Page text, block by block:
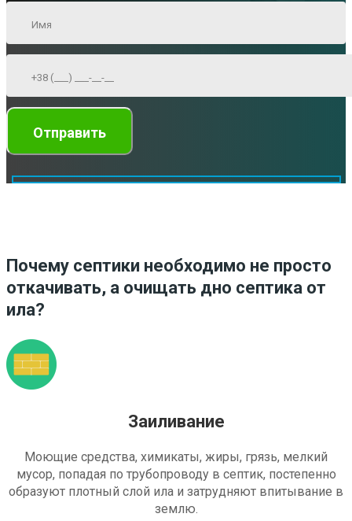
Почему септики необходимо не просто
откачивать, а очищать дно септика от
ила?
Заиливание
Моющие средства, химикаты, жиры, грязь, мелкий
мусор, попадая по трубопроводу в септик, постепенно
образуют плотный слой ила и затрудняют впитывание в
землю.